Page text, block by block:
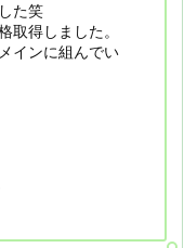
た笑
取得しました。
インに組んでい